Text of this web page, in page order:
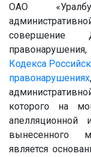
ОАО
совершение
Кодекса
правонарушениях
которого на
апелляционной
вынесенного
является